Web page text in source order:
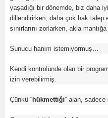
yaşadığı bir dönemde, biz daha
dillendirirken, daha çok hak talep
sınırlarını zorlarken, akla
Sunucu hanım istemiyormuş…
Kendi kontrolünde olan bir
izin verebilirmiş.
Çünkü “hükmettiği” alan, sadece